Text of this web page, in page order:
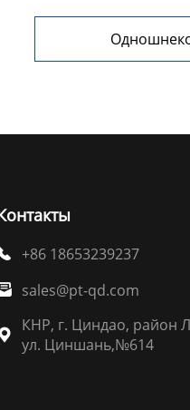
+86 18653239237
sales@pt-qd.com
КНР, г. Циндао, район
ул. Циншань,№614